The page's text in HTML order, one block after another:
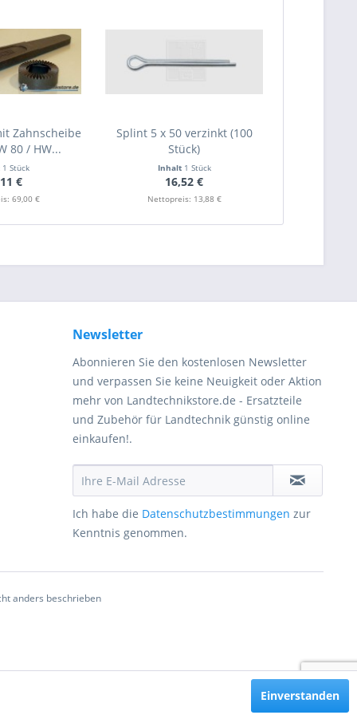
Zahnscheibe
80 / HW...
1 Stück
€
69,00 €
Splint 5 x 50 verzinkt (100
Stück)
Inhalt 1 Stück
16,52 €
Nettopreis: 13,88 €
Newsletter
Abonnieren Sie den kostenlosen Newsletter
und verpassen Sie keine Neuigkeit oder Aktion
mehr von Landtechnikstore.de - Ersatzteile
und Zubehör für Landtechnik günstig online
einkaufen!.
Ich habe die Datenschutzbestimmungen zur
Kenntnis genommen.
anders beschrieben
Einverstanden